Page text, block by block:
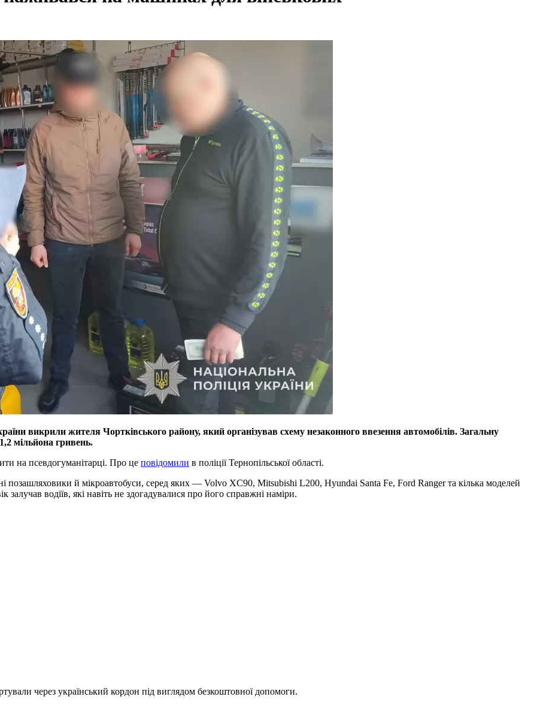
викрили жителя Чортківського району, який організував схему незаконного ввезення автомобілів. Загальну
мільйона гривень.
на псевдогуманітарці. Про це повідомили в поліції Тернопільської області.
позашляховики й мікроавтобуси, серед яких — Volvo XC90, Mitsubishi L200, Hyundai Santa Fe, Ford Ranger та кілька моделей
водіїв, які навіть не здогадувалися про його справжні наміри.
через український кордон під виглядом безкоштовної допомоги.